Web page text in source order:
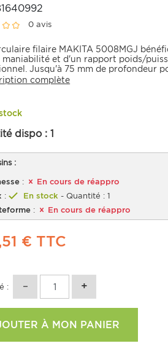
0 avis
filaire MAKITA 5008MGJ
maniabilité et d'un rapport poids/
Jusqu'à 75 mm de profondeur
complète
dispo :1
:
:
En cours de réappro
: En stock - Quantité : 1
: En cours de réappro
€ TTC
:
À MON PANIER